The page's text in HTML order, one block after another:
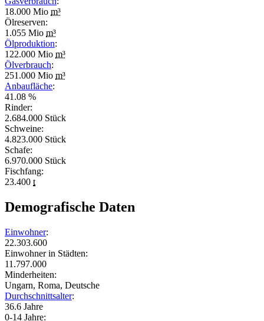
18.000 Mio m³
Ölreserven:
1.055 Mio m³
Ölproduktion:
122.000 Mio m³
Ölverbrauch:
251.000 Mio m³
Anbaufläche:
41.08 %
Rinder:
2.684.000 Stück
Schweine:
4.823.000 Stück
Schafe:
6.970.000 Stück
Fischfang:
23.400 t
Demografische Daten
Einwohner:
22.303.600
Einwohner in Städten:
11.797.000
Minderheiten:
Ungarn, Roma, Deutsche
Durchschnittsalter:
36.6 Jahre
0-14 Jahre: